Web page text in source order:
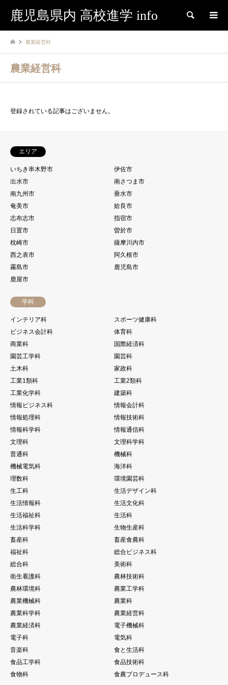
鹿児島県内 高校進学 info 検索
農業経営科
農業経営科
登録されている記事はございません。
エリア
いちき串木野市
伊佐市
出水市
南さつま市
南九州市
垂水市
奄美市
姶良市
志布志市
指宿市
日置市
曽於市
枕崎市
薩摩川内市
西之表市
阿久根市
霧島市
鹿児島市
鹿屋市
学科
インテリア科
スポーツ健康科
ビジネス会計科
体育科
商業科
国際経済科
園芸工学科
園芸科
土木科
家政科
工業1類科
工業2類科
工業化学科
建築科
情報ビジネス科
情報会計科
情報処理科
情報技術科
情報科学科
情報通信科
文理科
文理科学科
普通科
機械科
機械電気科
海洋科
理数科
環境園芸科
生工科
生活デザイン科
生活情報科
生活文化科
生活福祉科
生活科
生活科学科
生物生産科
畜産科
畜産食農科
福祉科
総合ビジネス科
総合科
美術科
衛生看護科
農林技術科
農林環境科
農業工学科
農業機械科
農業科
農業科学科
農業経営科
農業経済科
電子機械科
電子科
電気科
音楽科
食と生活科
食品工学科
食品技術科
食物科
食農プロデュース科